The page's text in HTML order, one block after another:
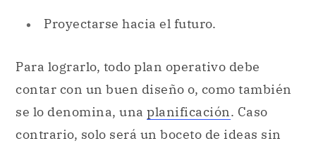
Proyectarse hacia el futuro.
Para lograrlo, todo plan operativo debe
contar con un buen diseño o, como también
se lo denomina, una planificación. Caso
contrario, solo será un boceto de ideas sin